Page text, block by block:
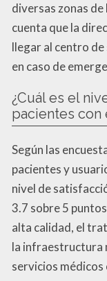
diversas zonas
cuenta que la
llegar al centro
en caso de
¿Cuál es el
pacientes con
Según las
pacientes y
nivel de
3.7 sobre 5
alta calidad, el
la infraestructura
servicios médicos